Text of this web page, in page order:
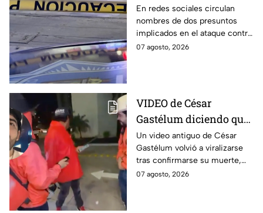
presuntos implicados
en ataque contra César
Gastélum en Culiacán
En redes sociales circulan
nombres de dos presuntos
implicados en el ataque contra
el creador de contenido César
07 agosto, 2026
VIDEO de César
Gastélum diciendo que
‘todo fue una broma’
confunde a usuarios
tras su muerte
Un video antiguo de César
Gastélum volvió a viralizarse
tras confirmarse su muerte,
provocando dudas entre
07 agosto, 2026